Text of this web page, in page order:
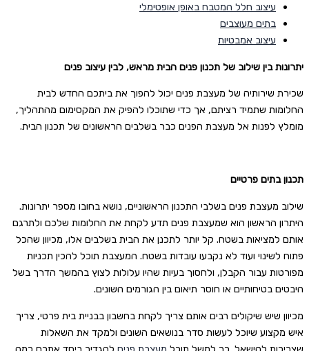
עיצוב חלל המטבח באופן אופטימלי
בתים מעוצבים
עיצוב אמבטיות
יתרונות בין שילוב של תכנון פנים הבית מראש, לבין עיצוב פנים
שכירת שירותיה של מעצבת פנים יכול להפוך את ביתכם החדש לבית
החלומות שתמיד רציתם, אך כדי שתוכלו להפיק את המקסימום מהתהליך,
מומלץ לפנות אל מעצבת הפנים כבר בשלבים הראשונים של תכנון הבית.
תכנון בתים פרטיים
שילוב מעצבת פנים בשלבי התכנון הראשוניים, נושא בחובו מספר יתרונות.
היתרון הראשון הוא שמעצבת פנים תדע לקחת את החלומות שלכם ולתרגם
אותם למציאות בשטח. קל יותר לתכנן את הבית בשלבים אלו, מכיוון שהכל
פתוח לשינוי ועוד לא נקבעו עובדות בשטח. המעצבת תוכל להכין תכניות
מפורטות עבור הקבלן, ולחסוך בעיות שהיו עלולות לצוץ בהמשך הדרך בשל
היבטים בטיחותיים או חוסר תיאום בין הגורמים השונים.
מכיוון שיש שיקולים רבים אותם צריך לקחת בחשבון בבניית בית פרטי, צריך
איש מקצוע שיוכל לעשות סדר בנושאים השונים ולמקד את השאלות